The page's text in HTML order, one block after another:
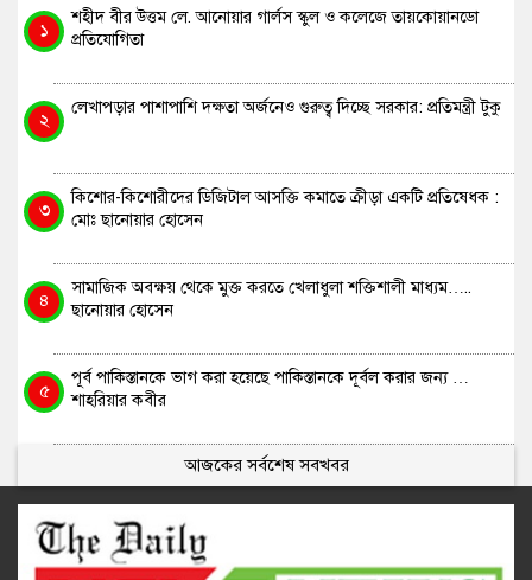
১
শহীদ বীর উত্তম লে. আনোয়ার গার্লস স্কুল ও কলেজে তায়কোয়ানডো
প্রতিযোগিতা
২
লেখাপড়ার পাশাপাশি দক্ষতা অর্জনেও গুরুত্ব দিচ্ছে সরকার: প্রতিমন্ত্রী টুকু
৩
কিশোর-কিশোরীদের ডিজিটাল আসক্তি কমাতে ক্রীড়া একটি প্রতিষেধক :
মোঃ ছানোয়ার হোসেন
৪
সামাজিক অবক্ষয় থেকে মুক্ত করতে খেলাধুলা শক্তিশালী মাধ্যম…..
ছানোয়ার হোসেন
৫
পূর্ব পাকিস্তানকে ভাগ করা হয়েছে পাকিস্তানকে দূর্বল করার জন্য …
শাহরিয়ার কবীর
আজকের সর্বশেষ সবখবর